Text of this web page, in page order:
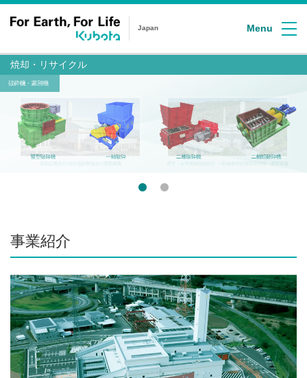
Japan Menu
焼却・リサイクル
事業紹介